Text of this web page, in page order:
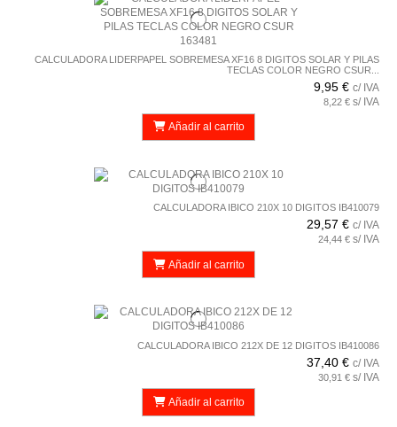
CALCULADORA LIDERPAPEL SOBREMESA XF16 8 DIGITOS SOLAR Y PILAS
TECLAS COLOR NEGRO CSUR...
9,95 € c/ IVA
8,22 € s/ IVA
Añadir al carrito
CALCULADORA IBICO 210X 10 DIGITOS IB410079
29,57 € c/ IVA
24,44 € s/ IVA
Añadir al carrito
CALCULADORA IBICO 212X DE 12 DIGITOS IB410086
37,40 € c/ IVA
30,91 € s/ IVA
Añadir al carrito